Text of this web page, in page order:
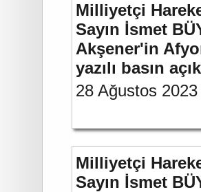
Milliyetçi
Sayın İsmet
Akşener'in
yazılı basın
28 Ağustos 2023
Milliyetçi
Sayın İsmet